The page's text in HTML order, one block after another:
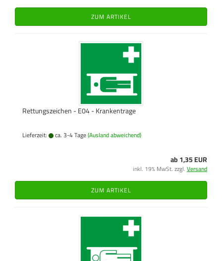
ZUM ARTIKEL
Rettungszeichen - E04 - Krankentrage
Lieferzeit: ca. 3-4 Tage(Ausland abweichend)
ab 1,35 EUR
inkl. 19% MwSt. zzgl.Versand
ZUM ARTIKEL